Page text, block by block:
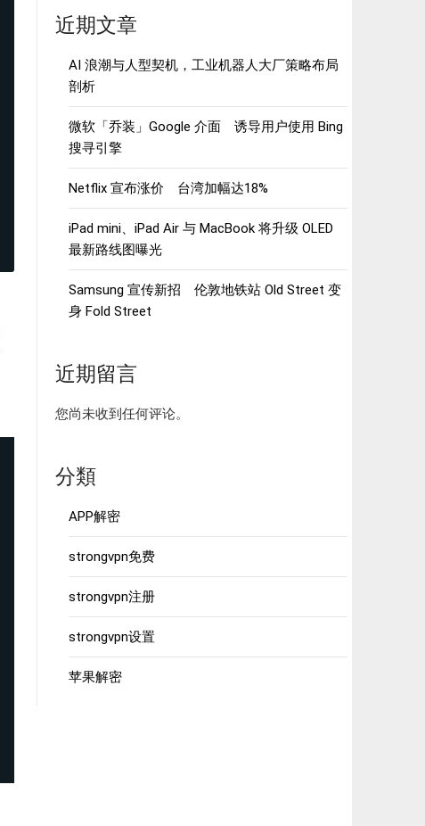
近期文章
AI 浪潮与人型契机，工业机器人大厂策略布局
剖析
微软「乔装」Google 介面 诱导用户使用 Bing
搜寻引擎
Netflix 宣布涨价 台湾加幅达18%
iPad mini、iPad Air 与 MacBook 将升级 OLED
最新路线图曝光
Samsung 宣传新招 伦敦地铁站 Old Street 变
身 Fold Street
近期留言
您尚未收到任何评论。
分類
APP解密
strongvpn免费
strongvpn注册
strongvpn设置
苹果解密